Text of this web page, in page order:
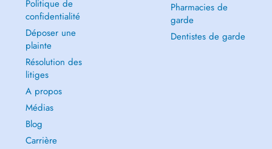
Politique de
confidentialité
Déposer une
plainte
Résolution des
litiges
A propos
Médias
Blog
Carrière
Pharmacies de
garde
Dentistes de garde